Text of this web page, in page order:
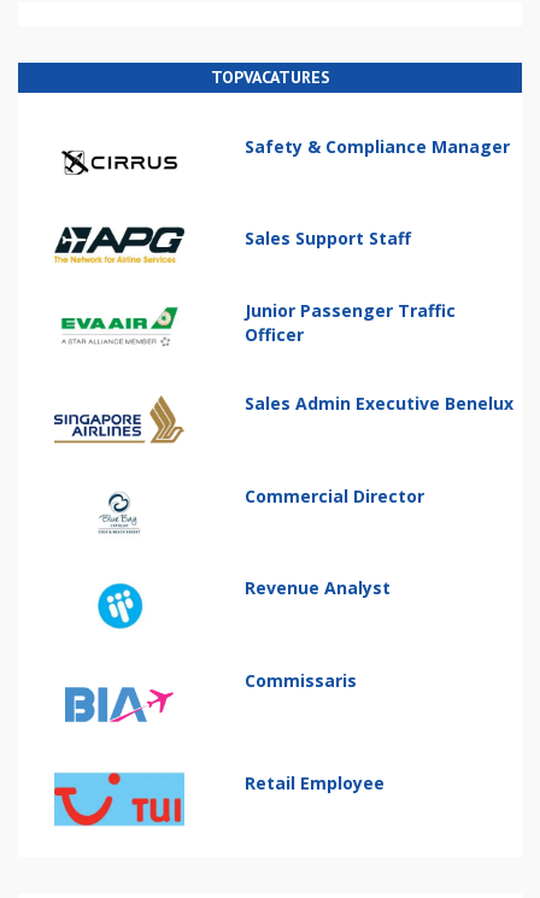
TOPVACATURES
Safety & Compliance Manager
Sales Support Staff
Junior Passenger Traffic
Officer
Sales Admin Executive Benelux
Commercial Director
Revenue Analyst
Commissaris
Retail Employee